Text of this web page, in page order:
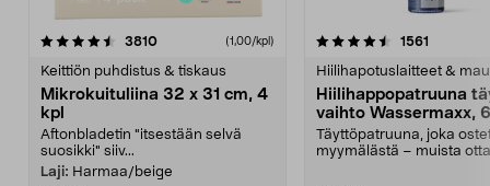
3810arvostelut (1,00/kpl)
Keittiön puhdistus & tiskaus
Mikrokuituliina 32 x 31 cm, 4
kpl
Aftonbladetin "itsestään selvä
suosikki" siiv...
Laji: Harmaa/beige
4.5viidestä
1561
Hiilihapotuslaitteet &
Hiilihappopatruuna
vaihto Wassermaxx,
Täyttöpatruuna, joka
myymälästä – muista
4.5viidestä